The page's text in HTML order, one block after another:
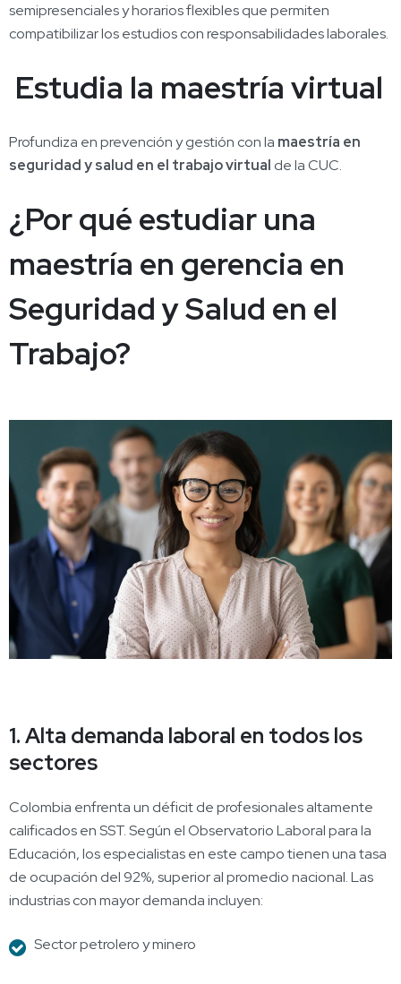
semipresenciales y horarios flexibles que permiten
compatibilizar los estudios con responsabilidades laborales.
Estudia la maestría virtual
Profundiza en prevención y gestión con la maestría en
seguridad y salud en el trabajo virtual de la CUC.
¿Por qué estudiar una
maestría en gerencia en
Seguridad y Salud en el
Trabajo?
1. Alta demanda laboral en todos los
sectores
Colombia enfrenta un déficit de profesionales altamente
calificados en SST. Según el Observatorio Laboral para la
Educación, los especialistas en este campo tienen una tasa
de ocupación del 92%, superior al promedio nacional. Las
industrias con mayor demanda incluyen:
Sector petrolero y minero